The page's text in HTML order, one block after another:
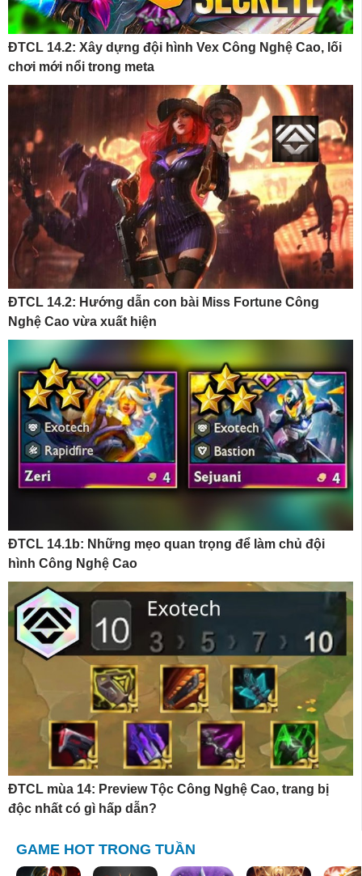
ĐTCL 14.2: Xây dựng đội hình Vex Công Nghệ Cao, lối
chơi mới nổi trong meta
ĐTCL 14.2: Hướng dẫn con bài Miss Fortune Công
Nghệ Cao vừa xuất hiện
ĐTCL 14.1b: Những mẹo quan trọng để làm chủ đội
hình Công Nghệ Cao
ĐTCL mùa 14: Preview Tộc Công Nghệ Cao, trang bị
độc nhất có gì hấp dẫn?
GAME HOT TRONG TUẦN